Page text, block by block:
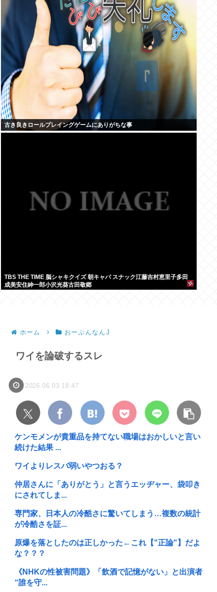
古き良きロールプレイングゲームにありがちな事
TBS THE TIME 脳シャキクイズ 朝キャバ スナック江藤吉村恵里子多田
成美安住紳一郎小沢光葵古田敬郷
ホーム おーぷんなんJ
ワイを論破するスレ
2026.06.03 18:47
ケンモメンが貴重品を持てない職場はおかしいと言い
続けた結果 ...
ワイよりレスバ弱いやつおる？
仲居さんに「ありがとう」と言うエッヂャー、袋叩き
にされてしま...
専門家、日本人の冷酷さに驚いてしまう…複数の統計
が冷酷さを証...
原爆を落としたのは正しかった←これ【"正論"】だよ
な？？？
《NHKの性被害問題》「飲酒で記憶がない」と出演者
“誰を守...